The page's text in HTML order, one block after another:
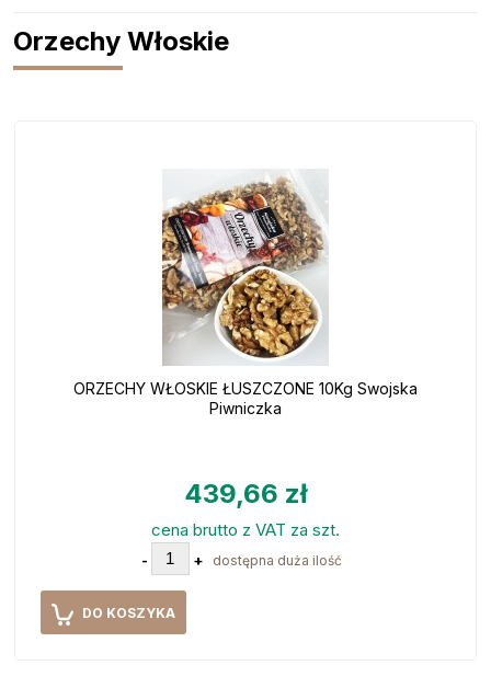
Orzechy Włoskie
ORZECHY WŁOSKIE ŁUSZCZONE 10Kg Swojska
Piwniczka
439,66 zł
cena brutto z VAT za szt.
- + dostępna duża ilość
DO KOSZYKA